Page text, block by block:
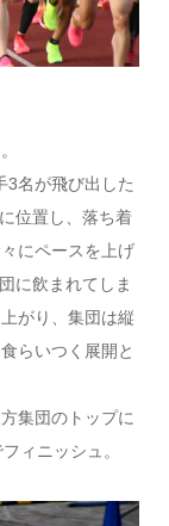
3名が飛び出した
位置し、落ち着
にペースを上げ
に飲まれてしま
がり、集団は縦
らいつく展開と
集団のトップに
ィニッシュ。